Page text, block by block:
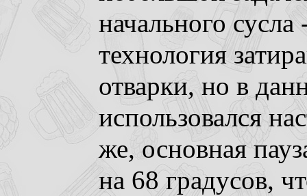
начального
технология
отварки, но в
использовался
же, основная
на 68 градусов,